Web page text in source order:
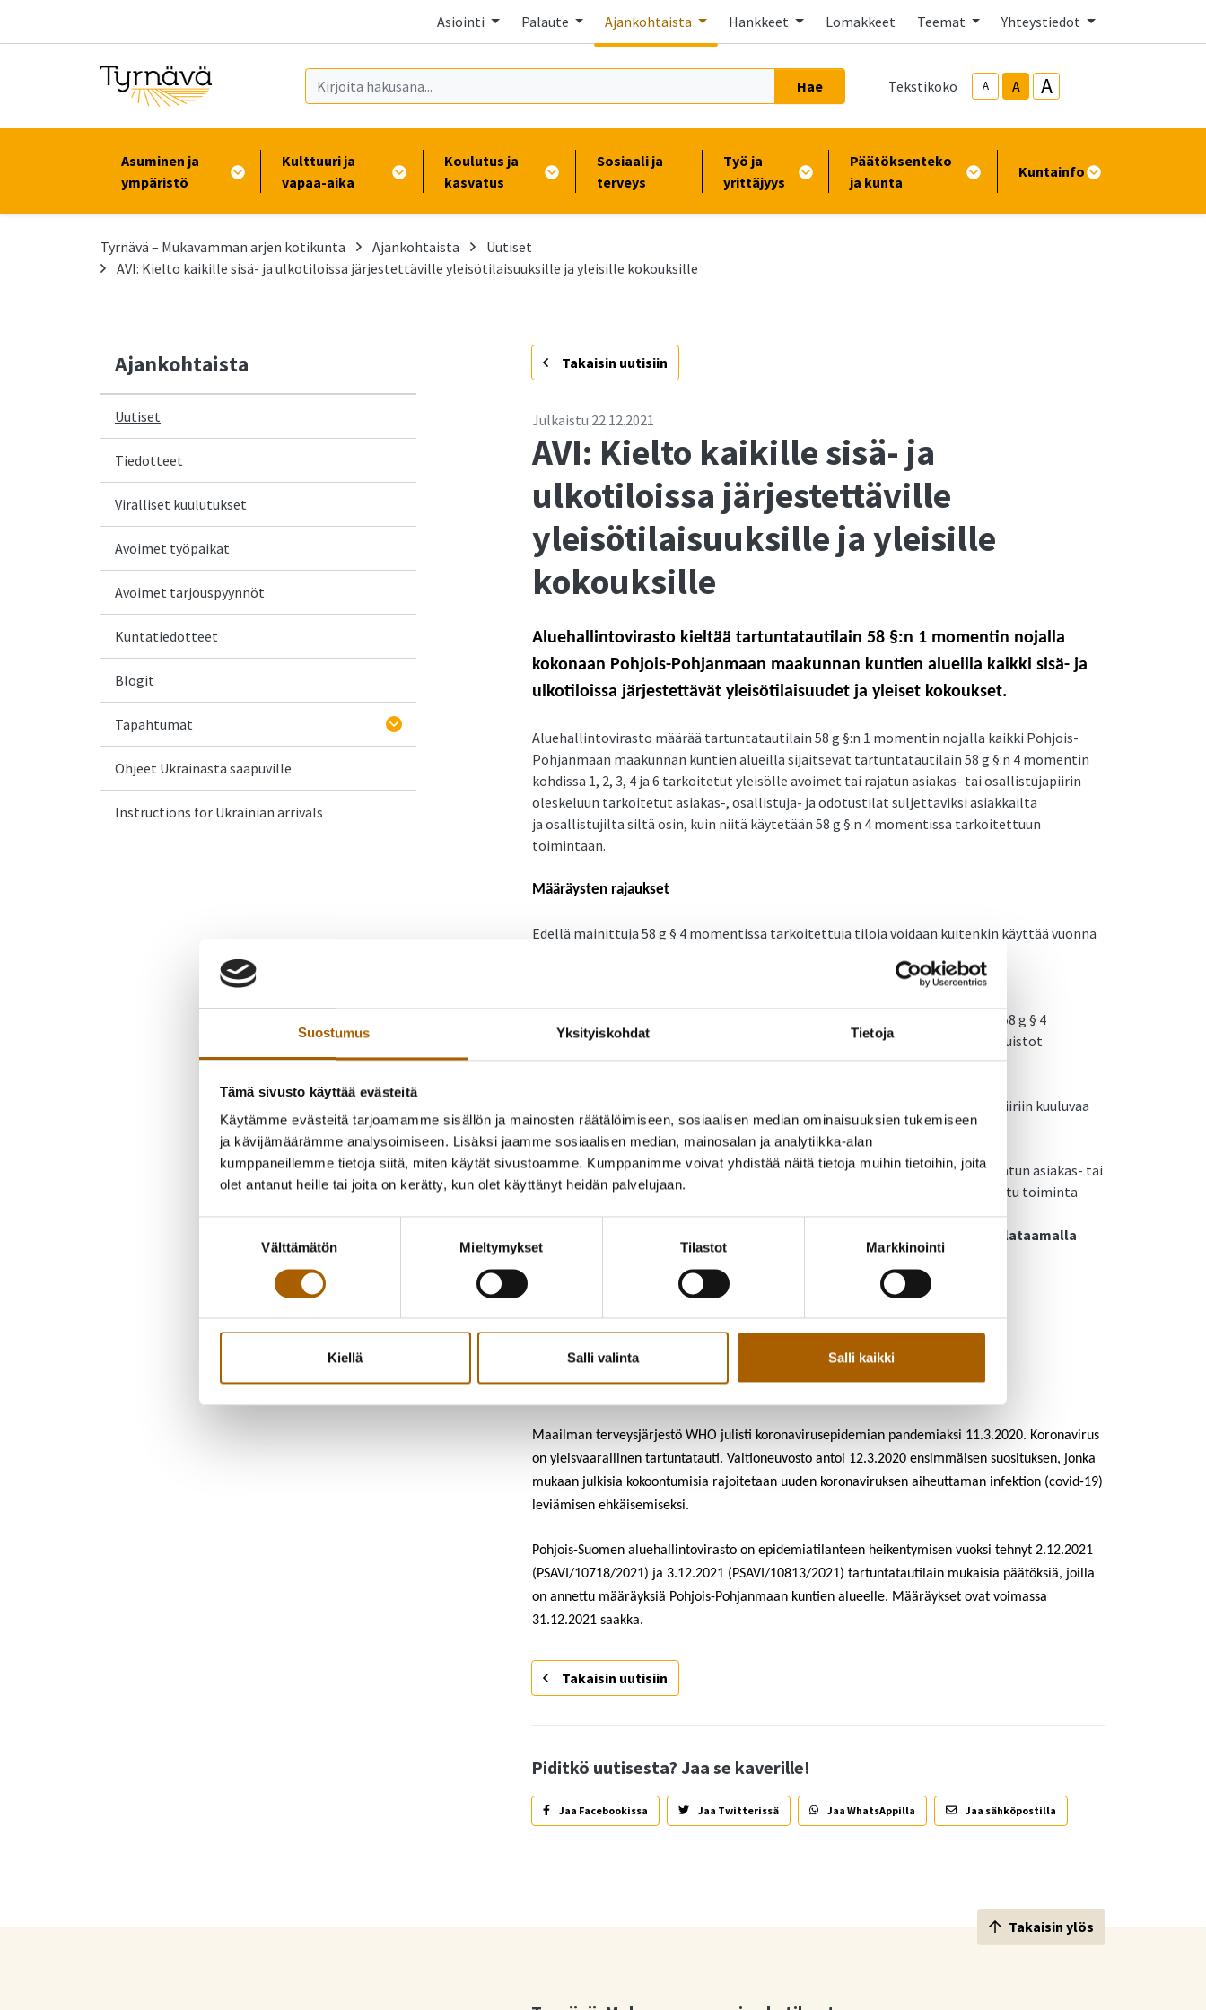
Suostumus Yksityiskohdat Tietoja
Tämä sivusto käyttää evästeitä
Käytämme evästeitä tarjoamamme sisällön ja mainosten räätälöimiseen, sosiaalisen median ominaisuuksien tukemiseen
ja kävijämäärämme analysoimiseen. Lisäksi jaamme sosiaalisen median, mainosalan ja analytiikka-alan
kumppaneillemme tietoja siitä, miten käytät sivustoamme. Kumppanimme voivat yhdistää näitä tietoja muihin tietoihin, joita
olet antanut heille tai joita on kerätty, kun olet käyttänyt heidän palvelujaan.
Välttämätön Mieltymykset Tilastot Markkinointi
Kiellä Salli valinta Salli kaikki
Asiointi Palaute Ajankohtaista Hankkeet Lomakkeet Teemat Yhteystiedot
Hae Tekstikoko A A A
Asuminen ja
ympäristö
Kulttuuri ja
vapaa-aika
Koulutus ja
kasvatus
Sosiaali ja
terveys
Työ ja
yrittäjyys
Päätöksenteko
ja kunta
Kuntainfo
Tyrnävä – Mukavamman arjen kotikunta Ajankohtaista
Uutiset
AVI: Kielto kaikille sisä- ja ulkotiloissa järjestettäville yleisötilaisuuksille ja yleisille kokouksille
Ajankohtaista
Uutiset
Tiedotteet
Viralliset kuulutukset
Avoimet työpaikat
Avoimet tarjouspyynnöt
Kuntatiedotteet
Blogit
Tapahtumat
Ohjeet Ukrainasta saapuville
Instructions for Ukrainian arrivals
- Takaisin uutisiin
Julkaistu 22.12.2021
AVI: Kielto kaikille sisä- ja
ulkotiloissa järjestettäville
yleisötilaisuuksille ja yleisille
kokouksille
Aluehallintovirasto kieltää tartuntatautilain 58 §:n 1 momentin nojalla
kokonaan Pohjois-Pohjanmaan maakunnan kuntien alueilla kaikki sisä- ja
ulkotiloissa järjestettävät yleisötilaisuudet ja yleiset kokoukset.
Aluehallintovirasto määrää tartuntatautilain 58 g §:n 1 momentin nojalla kaikki Pohjois-
Pohjanmaan maakunnan kuntien alueilla sijaitsevat tartuntatautilain 58 g §:n 4 momentin
kohdissa 1, 2, 3, 4 ja 6 tarkoitetut yleisölle avoimet tai rajatun asiakas- tai osallistujapiirin
oleskeluun tarkoitetut asiakas-, osallistuja- ja odotustilat suljettaviksi asiakkailta
ja osallistujilta siltä osin, kuin niitä käytetään 58 g §:n 4 momentissa tarkoitettuun
toimintaan.
Määräysten rajaukset
Edellä mainittuja 58 g § 4 momentissa tarkoitettuja tiloja voidaan kuitenkin käyttää vuonna
Tämä määräys tilojen väliaikaisesta sulkemisesta ei koske tartuntatautilain 58 g § 4
momentin kohdan 5 mukaisia tiloja. 5-kohdan mukaisia tiloja ovat sisäleikkipuistot
ja sisäleikkipaikat.
Tämä päätös ei koske ammattiurheilemista eikä yksityis- tai perhe-elämän piiriin kuuluvaa
toimintaa.
Tartuntatautilain 58 g §:n 4 momentissa tarkoitetut yleisölle avoimet tai rajatun asiakas- tai
osallistujapiirin oleskeluun tarkoitetut tilat, 58 g §:n 4 momentissa tarkoitettu toiminta
ja toimijat, joita tämä päätös velvoittaa on määritelty tämän päätöksen
Tutustu perusteluihin ja määräyksen rajauksiin tarkemmin lataamalla
AVI:n päätlksen
pdf-versio.
Määräysten voimassaolo
Maailman terveysjärjestö WHO julisti koronavirusepidemian pandemiaksi 11.3.2020. Koronavirus
on yleisvaarallinen tartuntatauti. Valtioneuvosto antoi 12.3.2020 ensimmäisen suosituksen, jonka
mukaan julkisia kokoontumisia rajoitetaan uuden koronaviruksen aiheuttaman infektion (covid-19)
leviämisen ehkäisemiseksi.
Pohjois-Suomen aluehallintovirasto on epidemiatilanteen heikentymisen vuoksi tehnyt 2.12.2021
(PSAVI/10718/2021) ja 3.12.2021 (PSAVI/10813/2021) tartuntatautilain mukaisia päätöksiä, joilla
on annettu määräyksiä Pohjois-Pohjanmaan kuntien alueelle. Määräykset ovat voimassa
31.12.2021 saakka.
Takaisin uutisiin
Piditkö uutisesta? Jaa se kaverille!
Jaa Facebookissa Jaa Twitterissä Jaa WhatsAppilla Jaa sähköpostilla
Takaisin ylös